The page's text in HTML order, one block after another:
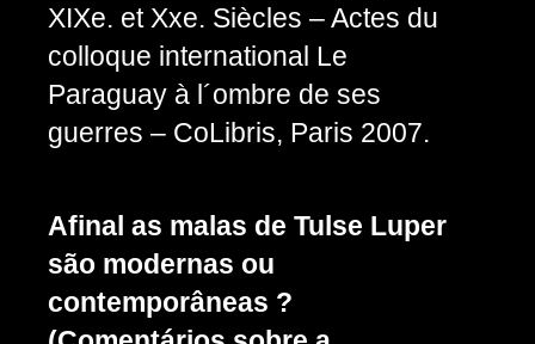
XIXe. et Xxe. Siècles – Actes du
colloque international Le
Paraguay à l´ombre de ses
guerres – CoLibris, Paris 2007.
Afinal as malas de Tulse Luper
são modernas ou
contemporâneas ?